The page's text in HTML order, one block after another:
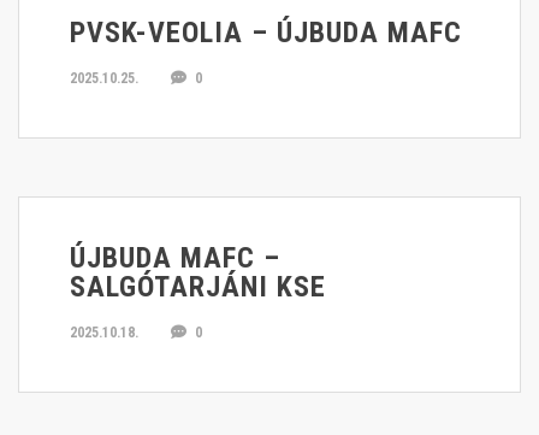
PVSK-VEOLIA – ÚJBUDA MAFC
2025.10.25. 0
ÚJBUDA MAFC –
SALGÓTARJÁNI KSE
2025.10.18. 0